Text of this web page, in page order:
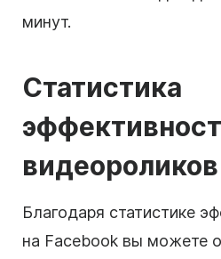
минут.
Статистика
Благодаря статистике
на Facebook вы можете